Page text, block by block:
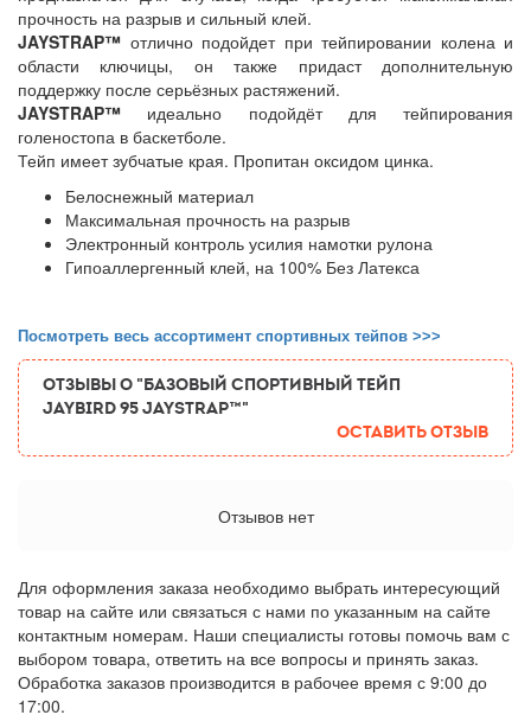
прочность на разрыв и сильный клей.
JAYSTRAP™ отлично подойдет при тейпировании колена и
области ключицы, он также придаст дополнительную
поддержку после серьёзных растяжений.
JAYSTRAP™ идеально подойдёт для тейпирования
голеностопа в баскетболе.
Тейп имеет зубчатые края. Пропитан оксидом цинка.
Белоснежный материал
Максимальная прочность на разрыв
Электронный контроль усилия намотки рулона
Гипоаллергенный клей, на 100% Без Латекса
Посмотреть весь ассортимент спортивных тейпов >>>
ОТЗЫВЫ О "Базовый спортивный тейп
Jaybird 95 Jaystrap™"
Оставить отзыв
Отзывов нет
Для оформления заказа необходимо выбрать интересующий
товар на сайте или связаться с нами по указанным на сайте
контактным номерам. Наши специалисты готовы помочь вам с
выбором товара, ответить на все вопросы и принять заказ.
Обработка заказов производится в рабочее время с 9:00 до
17:00.